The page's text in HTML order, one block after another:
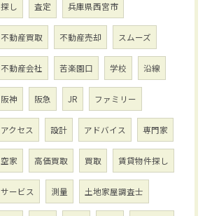
探し 査定 兵庫県西宮市
不動産買取 不動産売却 スムーズ
不動産会社 苦楽園口 学校 沿線
阪神 阪急 JR ファミリー
アクセス 設計 アドバイス 専門家
空家 高価買取 買取 賃貸物件探し
サービス 測量 土地家屋調査士